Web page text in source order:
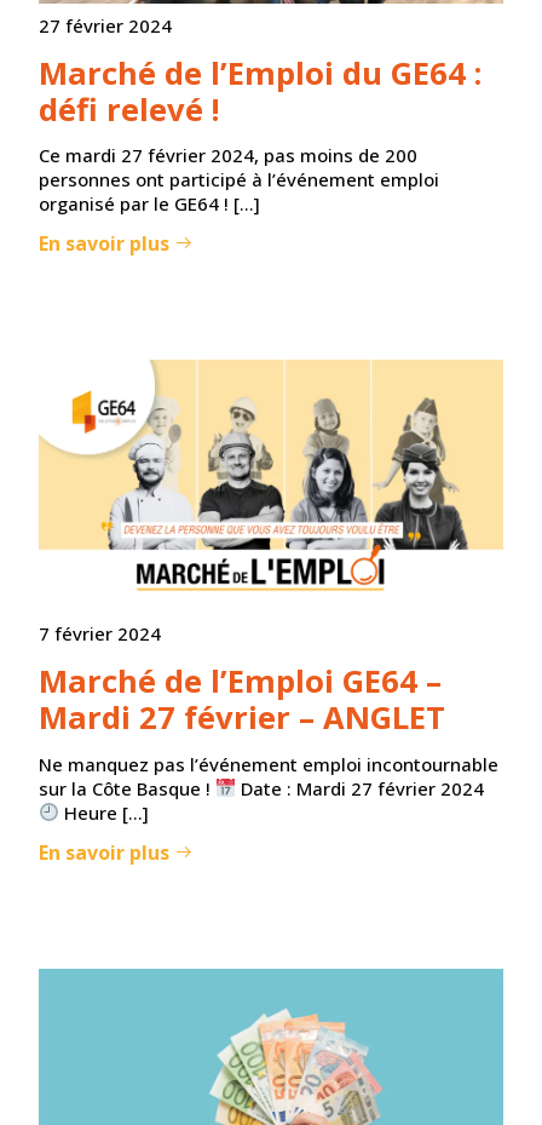
27 février 2024
Marché de l’Emploi du GE64 :
défi relevé !
Ce mardi 27 février 2024, pas moins de 200
personnes ont participé à l’événement emploi
organisé par le GE64 ! […]
En savoir plus
7 février 2024
Marché de l’Emploi GE64 –
Mardi 27 février – ANGLET
Ne manquez pas l’événement emploi incontournable
sur la Côte Basque !
Date : Mardi 27 février 2024
Heure […]
En savoir plus